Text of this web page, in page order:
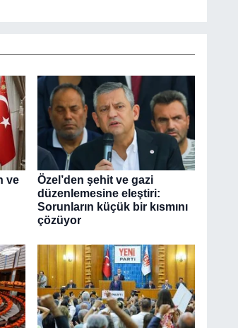
ve
Özel’den şehit ve gazi
düzenlemesine eleştiri:
Sorunların küçük bir kısmını
çözüyor